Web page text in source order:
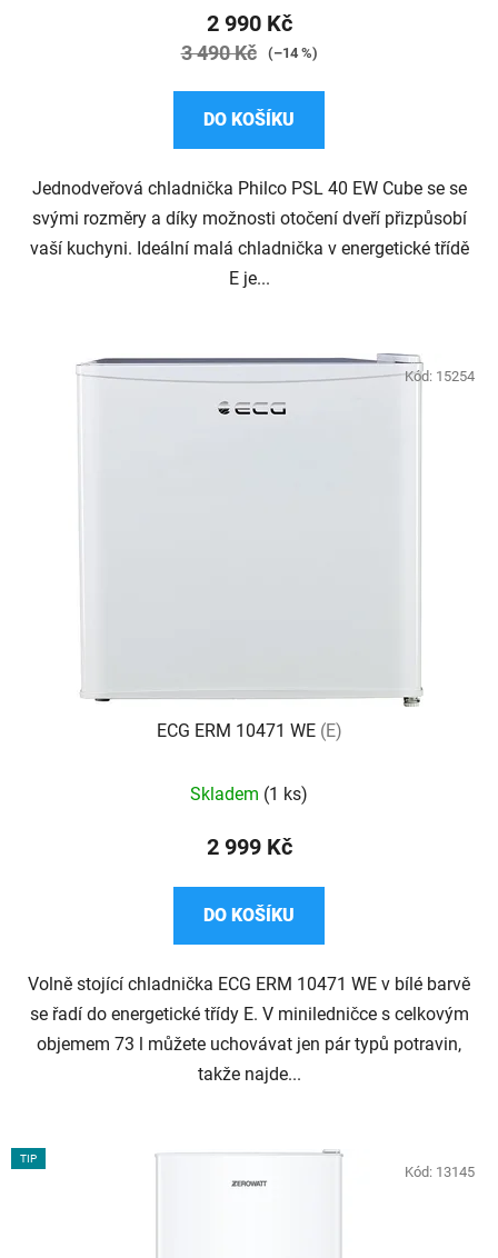
produktu
je
5
2 990 Kč
3 490 Kč (–14 %)
DO KOŠÍKU
Jednodveřová chladnička Philco PSL 40 EW Cube se se
svými rozměry a díky možnosti otočení dveří přizpůsobí
vaší kuchyni. Ideální malá chladnička v energetické třídě
E je...
ECG ERM 10471 WE (E)
hodnocení
produktu
z
hvězdiček.
Skladem (1 ks)
2 999 Kč
DO KOŠÍKU
Volně stojící chladnička ECG ERM 10471 WE v bílé barvě
se řadí do energetické třídy E. V miniledničce s celkovým
objemem 73 l můžete uchovávat jen pár typů potravin,
takže najde...
Kód: 15254
TIP
Kód: 13145